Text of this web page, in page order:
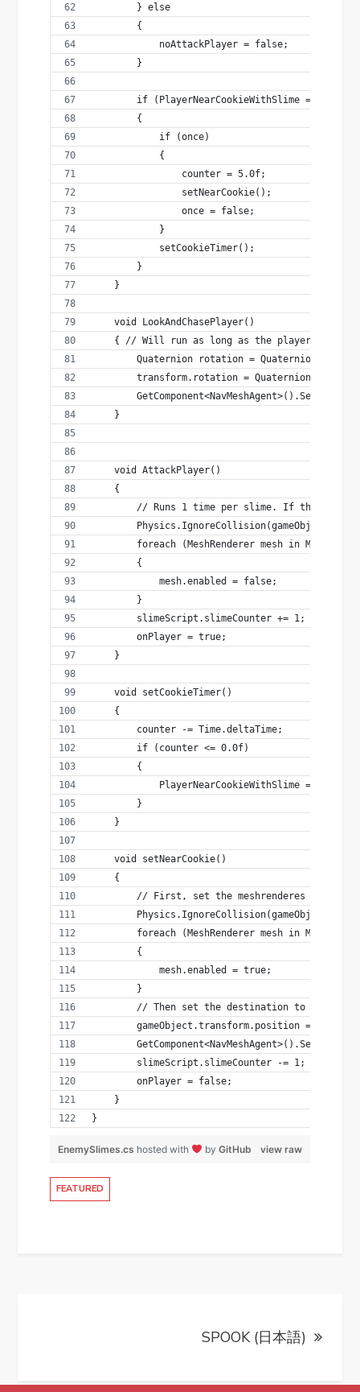
        } else
        {
            noAttackPlayer = false;
        }
        if (PlayerNearCookieWithSlime == true)
        {
            if (once)
            {
                counter = 5.0f;
                setNearCookie();
                once = false;
            }
            setCookieTimer();
        }
    }
    void LookAndChasePlayer()
{ // Will run as long as the player is
Quaternion rotation =
transform.rotation =
    }
    void AttackPlayer()
    {
// Runs 1 time per slime. If the slime
foreach (MeshRenderer mesh in
        {
            mesh.enabled = false;
        }
        slimeScript.slimeCounter += 1;
        onPlayer = true;
    }
    void setCookieTimer()
    {
        counter -= Time.deltaTime;
        if (counter <= 0.0f)
        {
            PlayerNearCookieWithSlime = false;
        }
    }
    void setNearCookie()
    {
// First, set the meshrenderes en
foreach (MeshRenderer mesh in
        {
            mesh.enabled = true;
        }
// Then set the destination to the
gameObject.transform.position =
        slimeScript.slimeCounter -= 1;
        onPlayer = false;
    }
}
view raw
EnemySlimes.cs hosted with byGitHub
FEATURED
SPOOK (日本語)